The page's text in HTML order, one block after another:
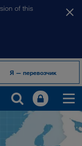
of this
Я — перевозчик